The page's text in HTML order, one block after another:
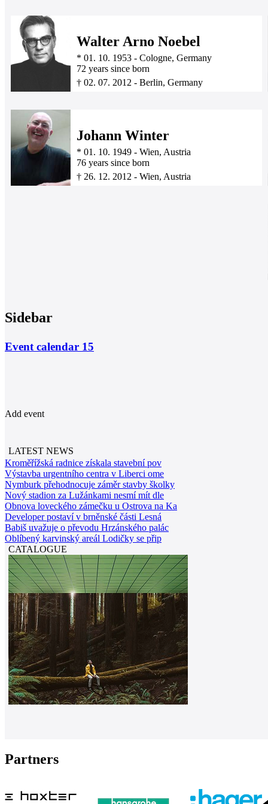
Walter Arno Noebel
* 01. 10. 1953 - Cologne, Germany
72 years since born
† 02. 07. 2012 - Berlin, Germany
Johann Winter
* 01. 10. 1949 - Wien, Austria
76 years since born
† 26. 12. 2012 - Wien, Austria
Sidebar
Event calendar 15
Add event
LATEST NEWS
Kroměřížská radnice získala stavební pov
Výstavba urgentního centra v Liberci ome
Nymburk přehodnocuje záměr stavby školky
Nový stadion za Lužánkami nesmí mít dle
Obnova loveckého zámečku u Ostrova na Ka
Developer postaví v brněnské části Lesná
Babiš uvažuje o převodu Hrzánského palác
Oblíbený karvinský areál Lodičky se přip
CATALOGUE
Partners